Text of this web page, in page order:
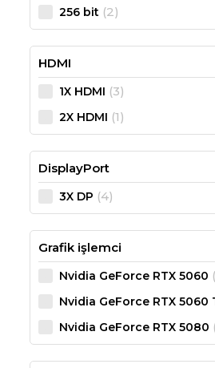
256 bit (2)
HDMI
1X HDMI (3)
2X HDMI (1)
DisplayPort
3X DP (4)
Grafik işlemci
Nvidia GeForce RTX 5060
Nvidia GeForce RTX 5060
Nvidia GeForce RTX 5080